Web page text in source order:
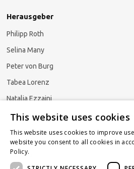
Herausgeber
Philipp Roth
Selina Many
Peter von Burg
Tabea Lorenz
Natalja Ezzaini
Newsletter abonnieren
This website uses cookies
This website uses cookies to improve
website you consent to all cookies in
Policy.